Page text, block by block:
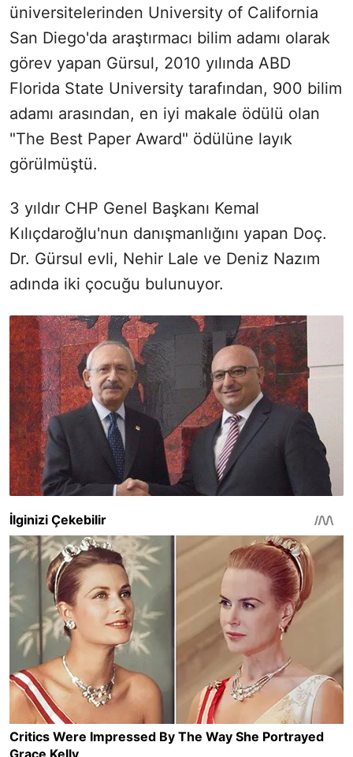
üniversitelerinden University of California
San Diego'da araştırmacı bilim adamı olarak
görev yapan Gürsul, 2010 yılında ABD
Florida State University tarafından, 900 bilim
adamı arasından, en iyi makale ödülü olan
"The Best Paper Award" ödülüne layık
görülmüştü.
3 yıldır CHP Genel Başkanı Kemal
Kılıçdaroğlu'nun danışmanlığını yapan Doç.
Dr. Gürsul evli, Nehir Lale ve Deniz Nazım
adında iki çocuğu bulunuyor.